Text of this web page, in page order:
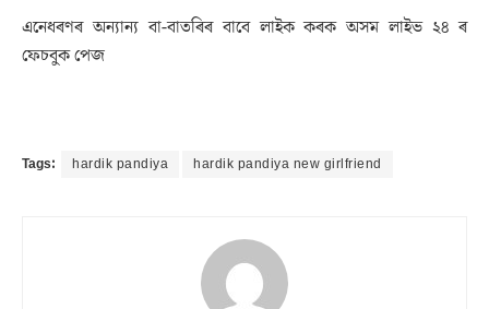
এনেধৰণৰ অন্যান্য বা-বাতৰিৰ বাবে লাইক কৰক অসম লাইভ ২৪ ৰ
ফেচবুক পেজ
Tags: hardik pandiya hardik pandiya new girlfriend